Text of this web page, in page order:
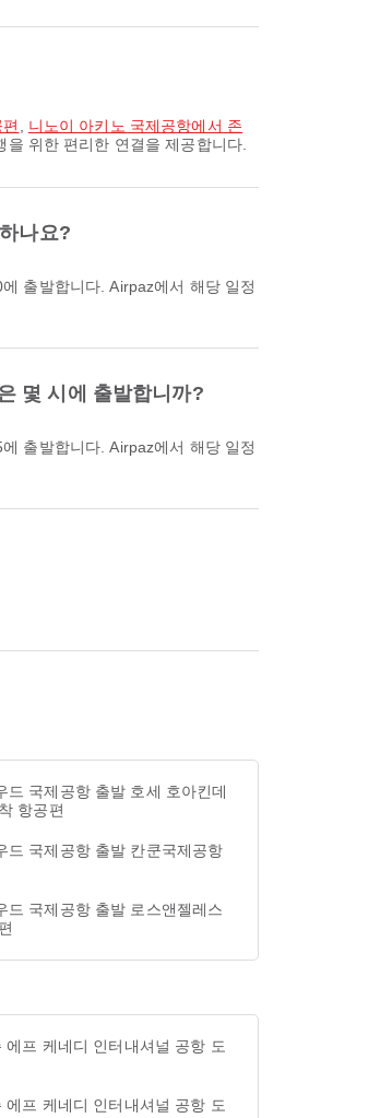
니노이 아키노 국제공항에서 존
위한 편리한 연결을 제공합니다.
나요?
몇 시에 출발합니까?
드 국제공항 출발 호세 호아킨데
항공편
드 국제공항 출발 칸쿤국제공항
드 국제공항 출발 로스앤젤레스
에프 케네디 인터내셔널 공항 도
에프 케네디 인터내셔널 공항 도